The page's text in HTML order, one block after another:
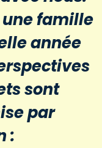
une famille
année
sont
par
: